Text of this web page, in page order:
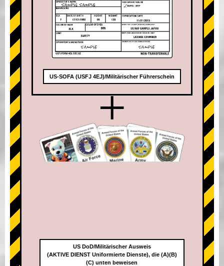
US-SOFA (USFJ 4EJ)/Militärischer Führerschein
+
US DoD/Militärischer Ausweis
(AKTIVE DIENST Uniformierte Dienste), die (A)(B)
(C) unten beweisen